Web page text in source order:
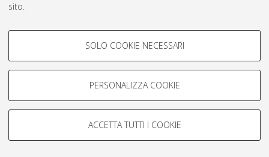
sito.
COOKIE DI PROFILAZIONE -
Si tratta di cookie utilizzati per analizzare le caratteristiche della
navigazione degli utenti, creare profili in base al loro comportamento
Mostra cookie di profilazione
COOKIE TECNICI - NECESSARI
SOLO COOKIE NECESSARI
PERSONALIZZA COOKIE
ACCETTA TUTTI I COOKIE
© ALMA MATER STUDIORUM - Università di Bologna, 2007-2026.